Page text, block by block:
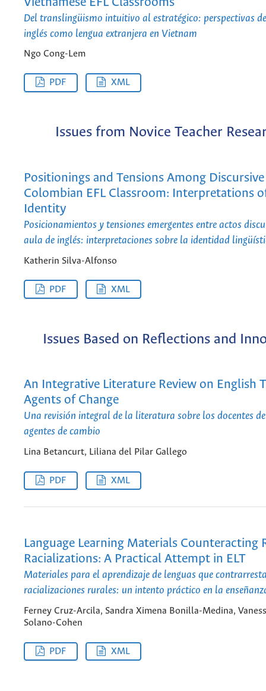
Del translingüismo intuitivo al estratégico: perspectivas
inglés como lengua extranjera en Vietnam
Ngo Cong-Lem
PDF XML
Issues from Novice Teacher
Positionings and Tensions Among
Colombian EFL Classroom: Interpretations
Identity
Posicionamientos y tensiones emergentes entre actos
aula de inglés: interpretaciones sobre la identidad
Katherin Silva-Alfonso
PDF XML
Issues Based on Reflections and
An Integrative Literature Review on English
Agents of Change
Una revisión integral de la literatura sobre los docentes
agentes de cambio
Lina Betancurt, Liliana del Pilar Gallego
PDF XML
Language Learning Materials Counteracting
Racializations: A Practical Attempt in ELT
Materiales para el aprendizaje de lenguas que
racializaciones rurales: un intento práctico en la
Ferney Cruz-Arcila, Sandra Ximena Bonilla-Medina,
Solano-Cohen
PDF XML